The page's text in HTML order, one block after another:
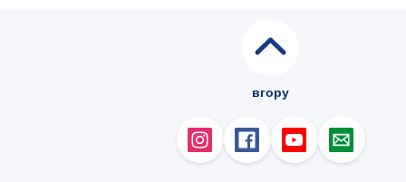
Як збільшити кількість грудного молока?
вгору